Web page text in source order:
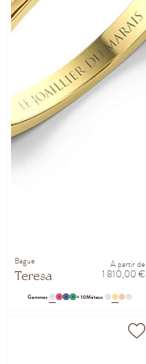
Bague
Teresa
À partir de
1 810,00 €
Gemmes + 10Métaux